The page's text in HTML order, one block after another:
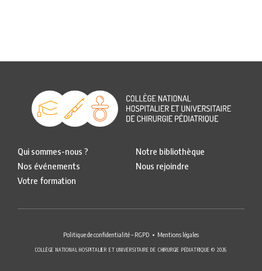
Qui sommes-nous ?
Nos événements
Votre formation
Notre bibliothèque
Nous rejoindre
Politique de confidentialité – RGPD Mentions légales
COLLÈGE NATIONAL HOSPITALIER ET UNIVERSITAIRE DE CHIRURGIE PÉDIATRIQUE © 2026